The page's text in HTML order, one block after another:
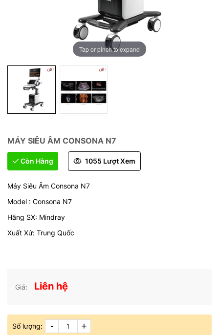
Tap or pinch to expand
MÁY SIÊU ÂM CONSONA N7
Còn Hàng 1055 Lượt Xem
Máy Siêu Âm Consona N7
Model : Consona N7
Hãng SX: Mindray
Xuất Xứ: Trung Quốc
Giá: Liên hệ
Số lượng: - +